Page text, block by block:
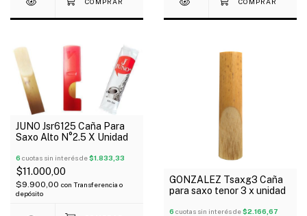
JUNO Jsr6125 Caña Para
Saxo Alto N°2.5 X Unidad
6 cuotas sin interés de$1.833,33
$11.000,00
$9.900,00 con Transferencia o
depósito
GONZALEZ Tsaxg3 Caña
para saxo tenor 3 x unidad
6 cuotas sin interés de$2.166,67